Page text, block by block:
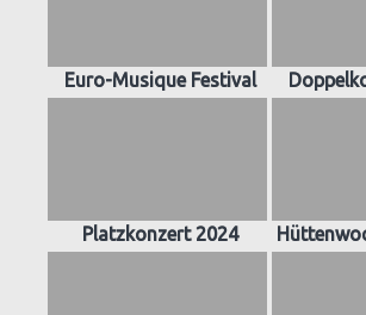
Euro-Musique Festival
Platzkonzert 2024